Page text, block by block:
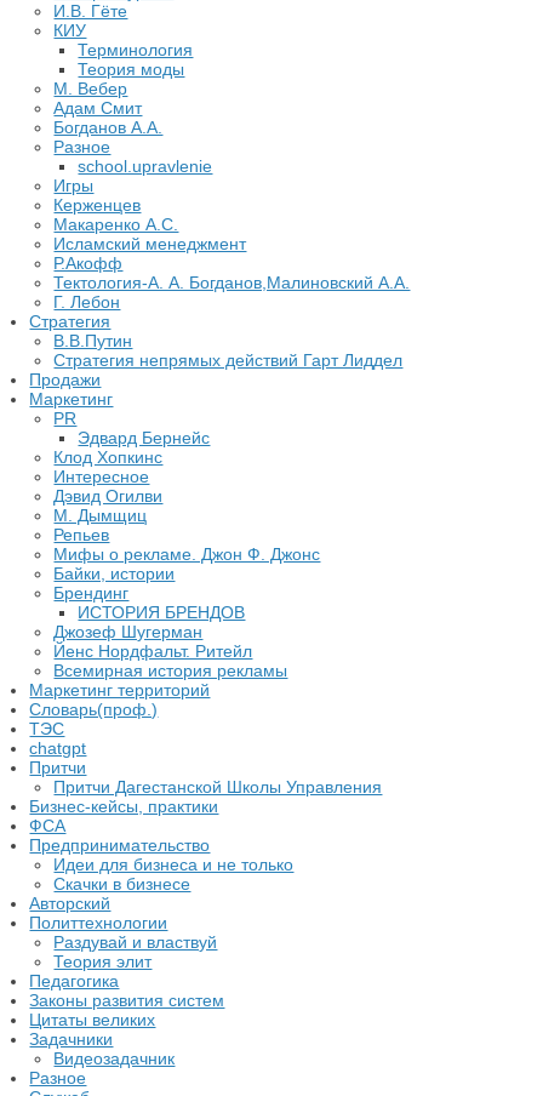
И.В. Гёте
КИУ
Терминология
Теория моды
М. Вебер
Адам Смит
Богданов А.А.
Разное
school.upravlenie
Игры
Керженцев
Макаренко А.С.
Исламский менеджмент
Р.Акофф
Тектология-А. А. Богданов,Малиновский А.А.
​Г. Лебон
Стратегия
В.В.Путин
​Стратегия непрямых действий Гарт Лиддел
Продажи
Маркетинг
PR
Эдвард Бернейс
Клод Хопкинс
Интересное
Дэвид Огилви
М. Дымщиц
Репьев
Мифы о рекламе. Джон Ф. Джонс
Байки, истории
Брендинг
ИСТОРИЯ БРЕНДОВ
Джозеф Шугерман
​Йенс Нордфальт. Ритейл
Всемирная история рекламы
Маркетинг территорий
Словарь(проф.)
ТЭС
chatgpt
Притчи
Притчи Дагестанской Школы Управления
Бизнес-кейсы, практики
ФСА
Предпринимательство
Идеи для бизнеса и не только
Скачки в бизнесе
Авторский
Политтехнологии
Раздувай и властвуй
Теория элит
​Педагогика
Законы развития систем
Цитаты великих
Задачники
Видеозадачник
Разное